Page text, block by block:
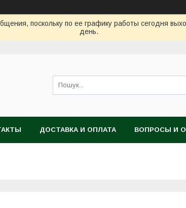
поскольку по ее графику работы сегодня
день.
ДОСТАВКА И ОПЛАТА ВОПРОСЫ И